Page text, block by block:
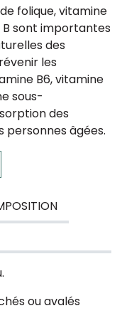
folique, vitamine
B sont importantes
des
les
B6, vitamine
sous-
des
personnes âgées.
ou avalés